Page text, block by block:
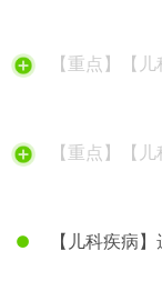
【重点】【
【重点】【
【儿科疾病